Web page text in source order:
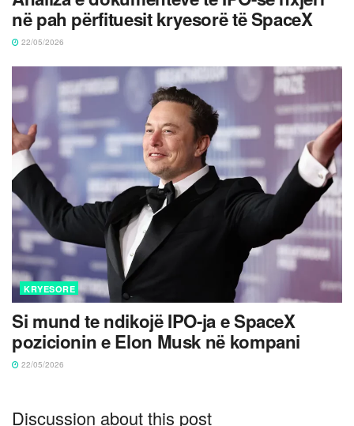
në pah përfituesit kryesorë të SpaceX
22/05/2026
KRYESORE
Si mund te ndikojë IPO-ja e SpaceX
pozicionin e Elon Musk në kompani
22/05/2026
Discussion about this post